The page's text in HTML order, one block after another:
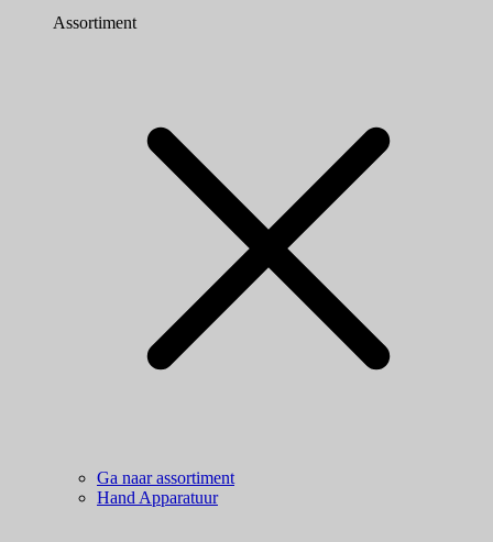
Assortiment
Ga naar assortiment
Hand Apparatuur